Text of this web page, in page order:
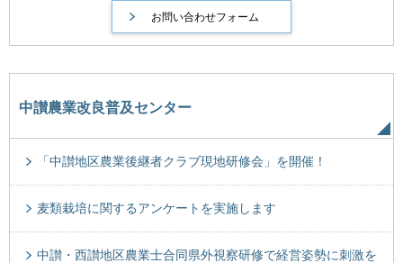
中讃農業改良普及センター
「中讃地区農業後継者クラブ現地研修会」を開催！
麦類栽培に関するアンケートを実施します
中讃・西讃地区農業士合同県外視察研修で経営姿勢に刺激を